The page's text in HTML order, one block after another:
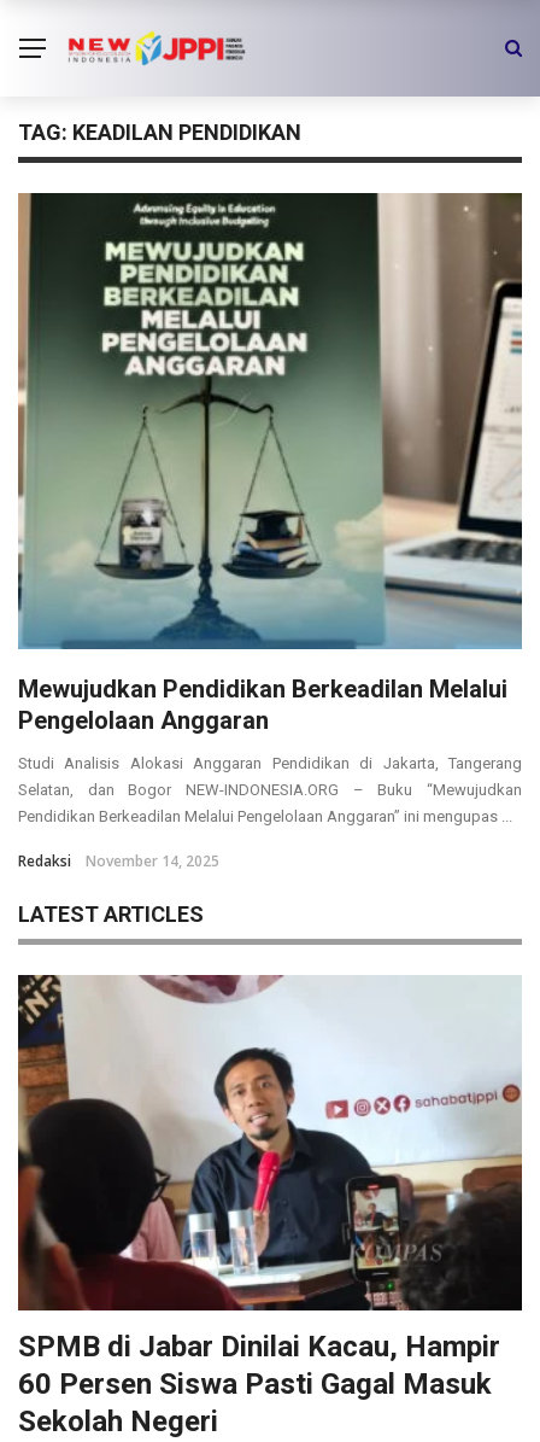
TAG: KEADILAN PENDIDIKAN
Mewujudkan Pendidikan Berkeadilan Melalui
Pengelolaan Anggaran
Studi Analisis Alokasi Anggaran Pendidikan di Jakarta, Tangerang
Selatan, dan Bogor NEW-INDONESIA.ORG – Buku “Mewujudkan
Pendidikan Berkeadilan Melalui Pengelolaan Anggaran” ini mengupas ...
Redaksi November 14, 2025
LATEST ARTICLES
SPMB di Jabar Dinilai Kacau, Hampir
60 Persen Siswa Pasti Gagal Masuk
Sekolah Negeri